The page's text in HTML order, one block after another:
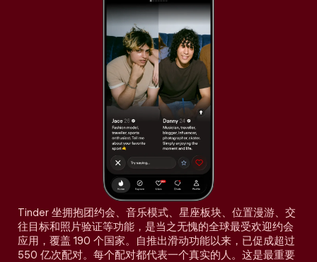
Tinder 坐拥抱团约会、音乐模式、星座板块、位置漫游、交
往目标和照片验证等功能，是当之无愧的全球最受欢迎约会
应用，覆盖 190 个国家。自推出滑动功能以来，已促成超过
550 亿次配对。每个配对都代表一个真实的人。这是最重要